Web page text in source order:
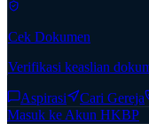
Cek Dokumen
Verifikasi keaslian
Aspirasi Cari Gereja
Masuk ke Akun HKBP